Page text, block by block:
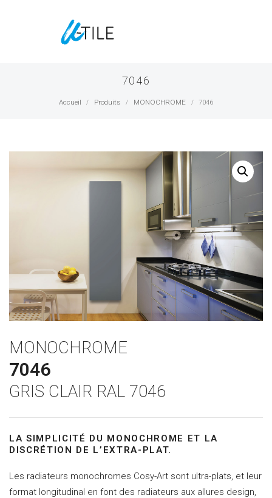
7046
Accueil / Produits / MONOCHROME / 7046
MONOCHROME
7046
GRIS CLAIR RAL 7046
LA SIMPLICITÉ DU MONOCHROME ET LA
DISCRÉTION DE L’EXTRA-PLAT.
Les radiateurs monochromes Cosy-Art sont ultra-plats, et leur
format longitudinal en font des radiateurs aux allures design,